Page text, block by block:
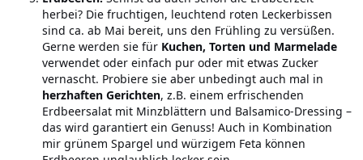
herbei? Die fruchtigen, leuchtend roten Leckerbissen
sind ca. ab Mai bereit, uns den Frühling zu versüßen.
Gerne werden sie für Kuchen, Torten und Marmelade
verwendet oder einfach pur oder mit etwas Zucker
vernascht. Probiere sie aber unbedingt auch mal in
herzhaften Gerichten, z.B. einem erfrischenden
Erdbeersalat mit Minzblättern und Balsamico-Dressing –
das wird garantiert ein Genuss! Auch in Kombination
mir grünem Spargel und würzigem Feta können